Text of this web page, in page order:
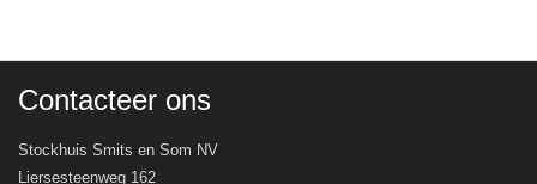
Contacteer ons
Stockhuis Smits en Som NV
Liersesteenweg 162